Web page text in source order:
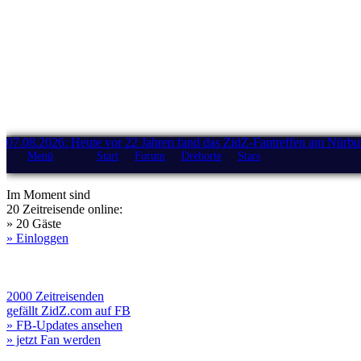
07.08.2026: Heute vor 22 Jahren fand das ZidZ-Fantreffen am
Menü Start Forum Drehorte Stars
Im Moment sind
20 Zeitreisende online:
» 20 Gäste
» Einloggen
2000 Zeitreisenden
gefällt ZidZ.com auf FB
» FB-Updates ansehen
» jetzt Fan werden